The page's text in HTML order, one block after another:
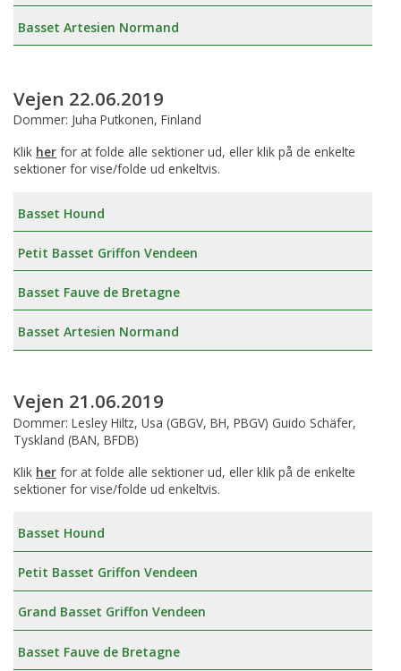
Basset Artesien Normand
Vejen 22.06.2019
Dommer: Juha Putkonen, Finland
Klik her for at folde alle sektioner ud, eller klik på de enkelte
sektioner for vise/folde ud enkeltvis.
Basset Hound
Petit Basset Griffon Vendeen
Basset Fauve de Bretagne
Basset Artesien Normand
Vejen 21.06.2019
Dommer: Lesley Hiltz, Usa (GBGV, BH, PBGV) Guido Schäfer,
Tyskland (BAN, BFDB)
Klik her for at folde alle sektioner ud, eller klik på de enkelte
sektioner for vise/folde ud enkeltvis.
Basset Hound
Petit Basset Griffon Vendeen
Grand Basset Griffon Vendeen
Basset Fauve de Bretagne